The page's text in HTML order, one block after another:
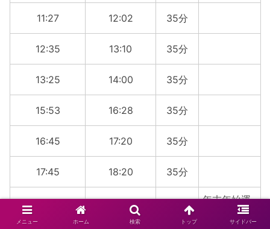
11:27 12:02 35分
12:35 13:10 35分
13:25 14:00 35分
15:53 16:28 35分
16:45 17:20 35分
17:45 18:20 35分
19:35 35分
年末年始運
メニュー ホーム 検索 トップ サイドバー